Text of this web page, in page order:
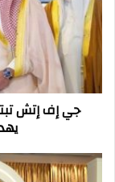
تبتكر
مستقبل
العقارات:
مشروع
OUTLIVE
يهدف
الحياة
"فانتدج
للتنمية